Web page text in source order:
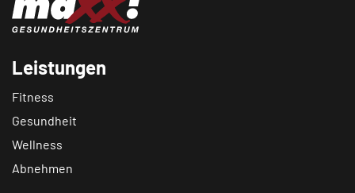
Leistungen
Fitness
Gesundheit
Wellness
Abnehmen